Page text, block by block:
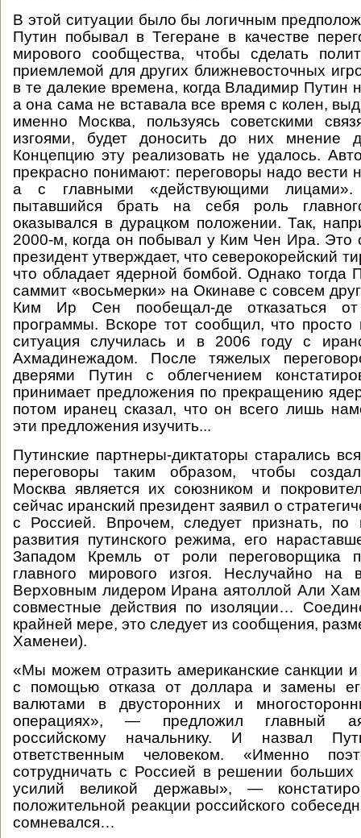
В этой ситуации было бы логичным
Путин побывал в Тегеране в качестве
мирового сообщества, чтобы сделать
приемлемой для других ближневосточных
в те далекие времена, когда Владимир Путин
а она сама не вставала все время с колен,
именно Москва, пользуясь советскими
изгоями, будет доносить до них мнение
Концепцию эту реализовать не удалось.
прекрасно понимают: переговоры надо вести
а с главными «действующими
пытавшийся брать на себя роль
оказывался в дурацком положении. Так,
2000-м, когда он побывал у Ким Чен Ира. Это
президент утверждает, что северокорейский
что обладает ядерной бомбой. Однако тогда
саммит «восьмерки» на Окинаве с совсем
Ким Ир Сен пообещал-де отказаться от
программы. Вскоре тот сообщил, что
ситуация случилась и в 2006 году с
Ахмадинежадом. После тяжелых
дверями Путин с облегчением
принимает предложения по прекращению
потом иранец сказал, что он всего лишь
эти предложения изучить...
Путинские партнеры-диктаторы старались
переговоры таким образом, чтобы
Москва является их союзником и
сейчас иранский президент заявил о
с Россией. Впрочем, следует признать, по
развития путинского режима, его
Западом Кремль от роли переговорщика
главного мирового изгоя. Неслучайно на
Верховным лидером Ирана аятоллой Али
совместные действия по изоляции…
крайней мере, это следует из сообщения,
Хаменеи).
«Мы можем отразить американские санкции
с помощью отказа от доллара и замены
валютами в двусторонних и
операциях», — предложил главный
российскому начальнику. И назвал
ответственным человеком. «Именно
сотрудничать с Россией в решении
усилий великой державы», —
положительной реакции российского
сомневался…